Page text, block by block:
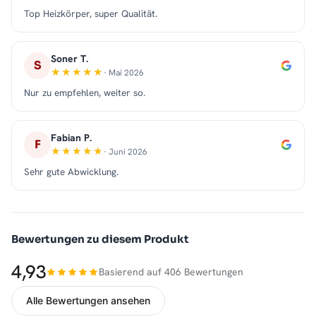
Top Heizkörper, super Qualität.
S Soner T.
· Mai 2026
Nur zu empfehlen, weiter so.
F Fabian P.
· Juni 2026
Sehr gute Abwicklung.
Bewertungen zu diesem Produkt
4,93 Basierend auf 406 Bewertungen
Alle Bewertungen ansehen